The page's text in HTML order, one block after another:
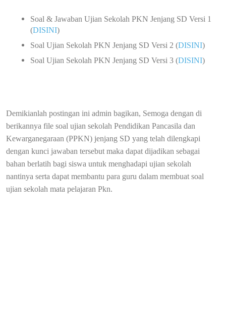
Soal & Jawaban Ujian Sekolah PKN Jenjang SD Versi 1
(DISINI)
Soal Ujian Sekolah PKN Jenjang SD Versi 2 (DISINI)
Soal Ujian Sekolah PKN Jenjang SD Versi 3 (DISINI)
Demikianlah postingan ini admin bagikan, Semoga dengan di
berikannya file soal ujian sekolah Pendidikan Pancasila dan
Kewarganegaraan (PPKN) jenjang SD yang telah dilengkapi
dengan kunci jawaban tersebut maka dapat dijadikan sebagai
bahan berlatih bagi siswa untuk menghadapi ujian sekolah
nantinya serta dapat membantu para guru dalam membuat soal
ujian sekolah mata pelajaran Pkn.